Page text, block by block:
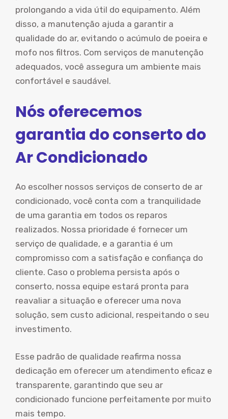
prolongando a vida útil do equipamento. Além
disso, a manutenção ajuda a garantir a
qualidade do ar, evitando o acúmulo de poeira e
mofo nos filtros. Com serviços de manutenção
adequados, você assegura um ambiente mais
confortável e saudável.
Nós oferecemos
garantia do conserto do
Ar Condicionado
Ao escolher nossos serviços de conserto de ar
condicionado, você conta com a tranquilidade
de uma garantia em todos os reparos
realizados. Nossa prioridade é fornecer um
serviço de qualidade, e a garantia é um
compromisso com a satisfação e confiança do
cliente. Caso o problema persista após o
conserto, nossa equipe estará pronta para
reavaliar a situação e oferecer uma nova
solução, sem custo adicional, respeitando o seu
investimento.
Esse padrão de qualidade reafirma nossa
dedicação em oferecer um atendimento eficaz e
transparente, garantindo que seu ar
condicionado funcione perfeitamente por muito
mais tempo.